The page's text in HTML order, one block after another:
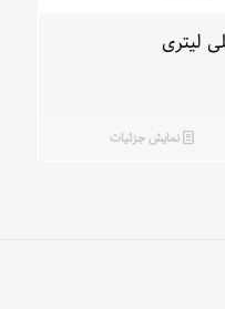
نمایش جزئیات